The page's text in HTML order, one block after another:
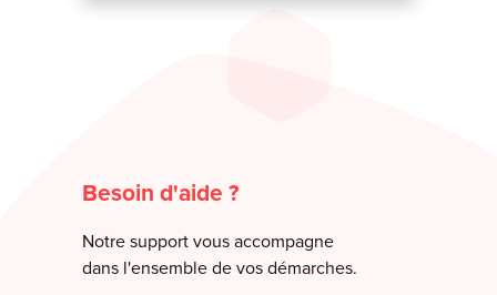
Besoin d'aide ?
Notre support vous accompagne
dans l'ensemble de vos démarches.